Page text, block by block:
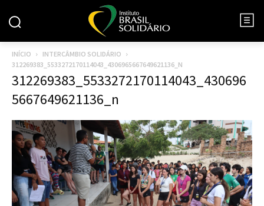
INÍCIO
INTERCÂMBIO SOLIDÁRIO
312269383_5533272170114043_4306965667649621136_N
312269383_5533272170114043_430696
5667649621136_n